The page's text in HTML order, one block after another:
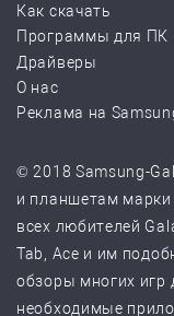
Как скачать
Программы для ПК
Драйверы
О нас
Реклама на
© 2018 Samsung-
и планшетам марки
всех любителей
Tab, Ace и им
обзоры многих игр
необходимые